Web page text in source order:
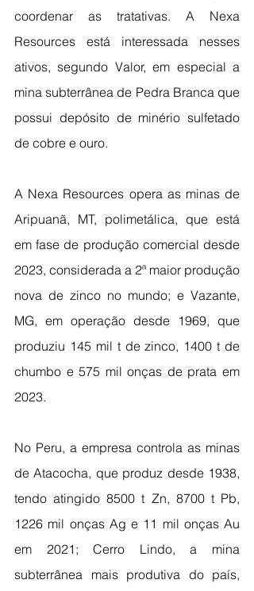
coordenar as tratativas. A Nexa
Resources está interessada nesses
ativos, segundo Valor, em especial a
mina subterrânea de Pedra Branca que
possui depósito de minério sulfetado
de cobre e ouro.
A Nexa Resources opera as minas de
Aripuanã, MT, polimetálica, que está
em fase de produção comercial desde
2023, considerada a 2ª maior produção
nova de zinco no mundo; e Vazante,
MG, em operação desde 1969, que
produziu 145 mil t de zinco, 1400 t de
chumbo e 575 mil onças de prata em
2023.
No Peru, a empresa controla as minas
de Atacocha, que produz desde 1938,
tendo atingido 8500 t Zn, 8700 t Pb,
1226 mil onças Ag e 11 mil onças Au
em 2021; Cerro Lindo, a mina
subterrânea mais produtiva do país,